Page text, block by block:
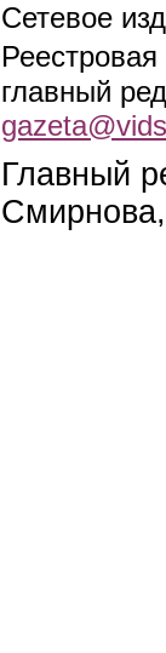
Сетевое
главный
Главный
Смирнова,